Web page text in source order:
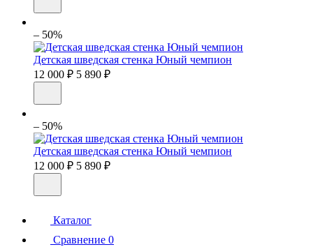
– 50%
Детская шведская стенка Юный чемпион
12 000 ₽ 5 890 ₽
– 50%
Детская шведская стенка Юный чемпион
12 000 ₽ 5 890 ₽
Каталог
Сравнение 0